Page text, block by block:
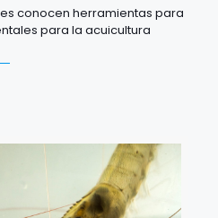
conocen herramientas para
para la acuicultura